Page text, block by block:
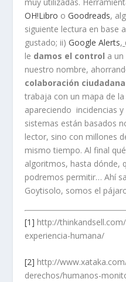
OH!Libro oGoodreads,
siguiente lectura en base
gustado; ii)Google Alerts,
le damos el control a
nuestro nombre,
colaboración ciudadana
trabaja con un mapa de
apareciendo incidencias
sistemas están basados
lector, sino con millones
mismo tiempo. Al final
algoritmos, hasta dónde,
podremos permitir… Ahí
Goytisolo, somos el
[1] http://
experiencia-humana/
[2] http://
derechos/humanos-